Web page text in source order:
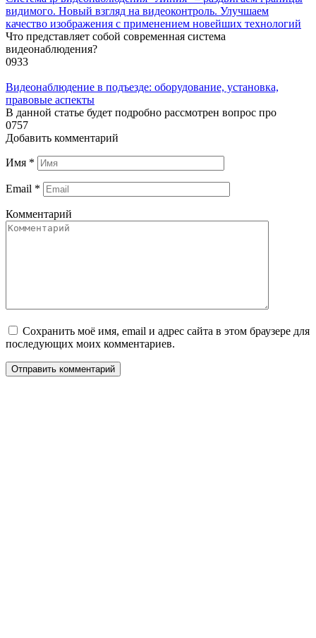
видимого. Новый взгляд на видеоконтроль. Улучшаем
качество изображения с применением новейших технологий
Что представляет собой современная система
видеонаблюдения?
0933
Видеонаблюдение в подъезде: оборудование, установка,
правовые аспекты
В данной статье будет подробно рассмотрен вопрос про
0757
Добавить комментарий
Имя *
Email *
Комментарий
Сохранить моё имя, email и адрес сайта в этом браузере для
последующих моих комментариев.